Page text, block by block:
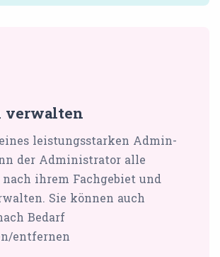
verwalten
leistungsstarken Admin-
der Administrator alle
nach ihrem Fachgebiet und
Sie können auch
Bedarf
entfernen